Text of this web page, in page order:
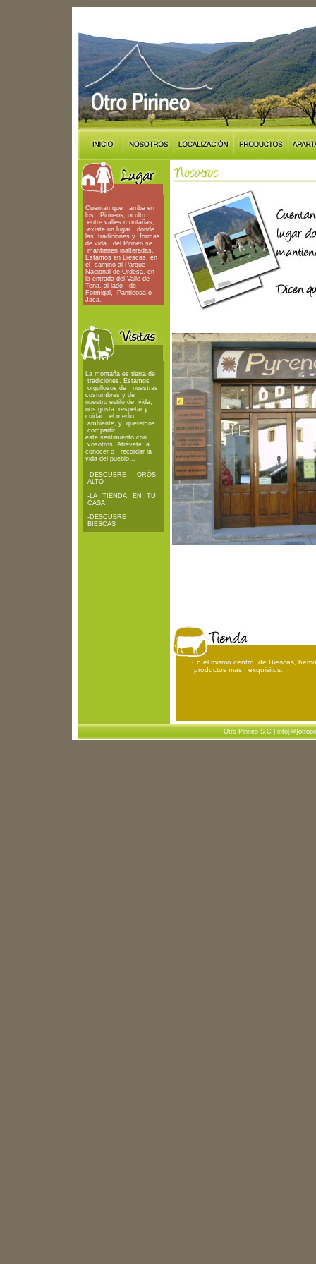
Cuentan que arriba en
los Pirineos, oculto
entre valles montañas,
existe un lugar donde
las tradiciones y formas
de vida del Pirineo se
mantienen inalteradas.
Estamos en Biescas, en
el camino al Parque
Nacional de Ordesa, en
la entrada del Valle de
Tena, al lado de
Formigal, Panticosa o
Jaca.
La montaña es tierra de
tradiciones. Estamos
orgullosos de nuestras
costumbres y de
nuestro estilo de vida,
nos gusta respetar y
cuidar el medio
ambiente, y queremos
compartir
este sentimiento con
vosotros. Atrévete a
conocer o recordar la
vida del pueblo...
-DESCUBRE ORÓS
ALTO
-LA TIENDA EN TU
CASA
-DESCUBRE
BIESCAS
En el mismo centro de Biescas,
productos más exquisitos.
Otro Pirineo S.C |